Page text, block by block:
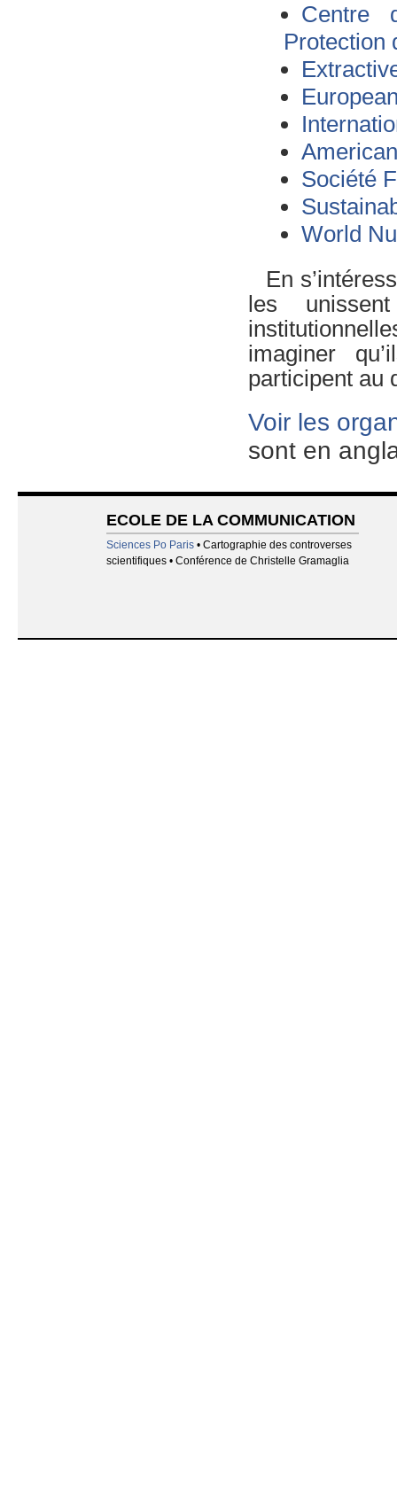
Centre
Protection
Société
World
En
les
imaginer
participent au
Voir les
sont en
ECOLE DE LA COMMUNICATION
Sciences Po Paris • Cartographie des controverses
scientifiques • Conférence de Christelle Gramaglia